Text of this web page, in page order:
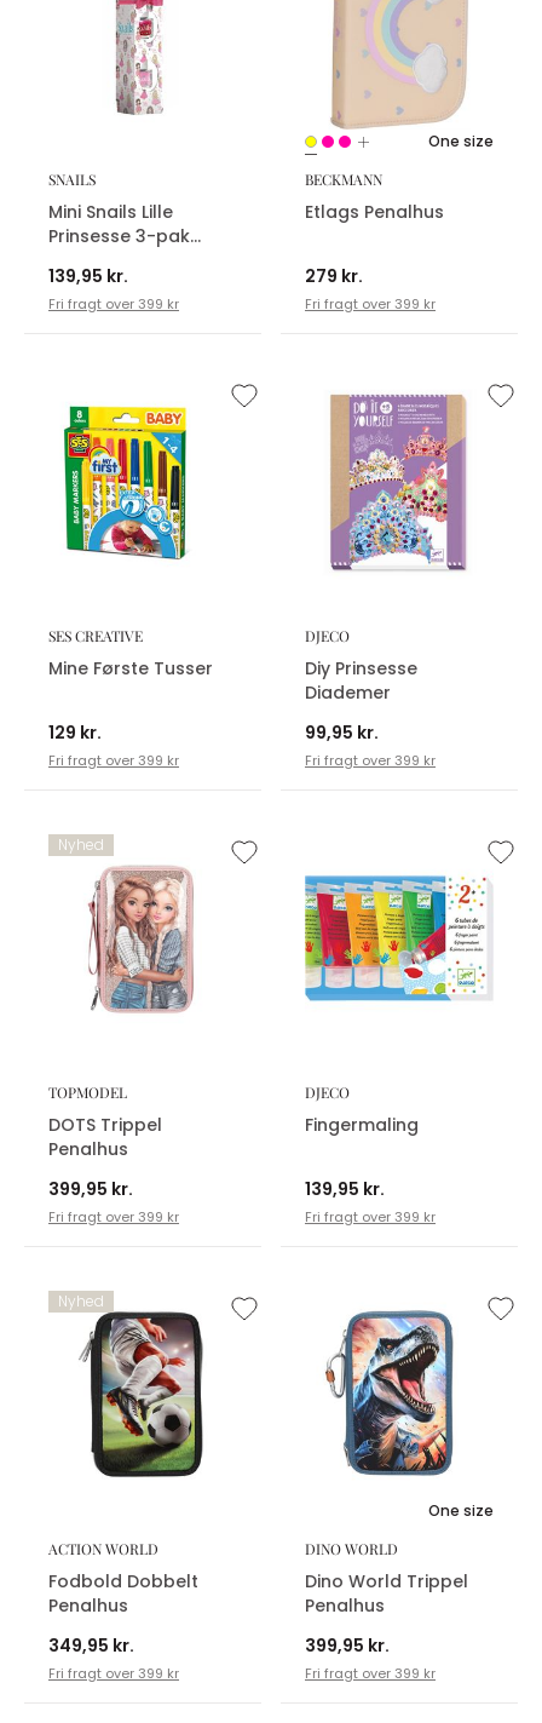
SNAILS
Mini Snails Lille
Prinsesse 3-pak
139,95 kr.
Fri fragt over 399 kr
One size
BECKMANN
Etlags Penalhus
279 kr.
Fri fragt over 399 kr
SES CREATIVE
Mine Første Tusser
129 kr.
Fri fragt over 399 kr
DJECO
Diy Prinsesse
Diademer
99,95 kr.
Fri fragt over 399 kr
Nyhed
TOPMODEL
DOTS Trippel
Penalhus
399,95 kr.
Fri fragt over 399 kr
DJECO
Fingermaling
139,95 kr.
Fri fragt over 399 kr
Nyhed
ACTION WORLD
Fodbold Dobbelt
Penalhus
349,95 kr.
Fri fragt over 399 kr
One size
DINO WORLD
Dino World Trippel
Penalhus
399,95 kr.
Fri fragt over 399 kr